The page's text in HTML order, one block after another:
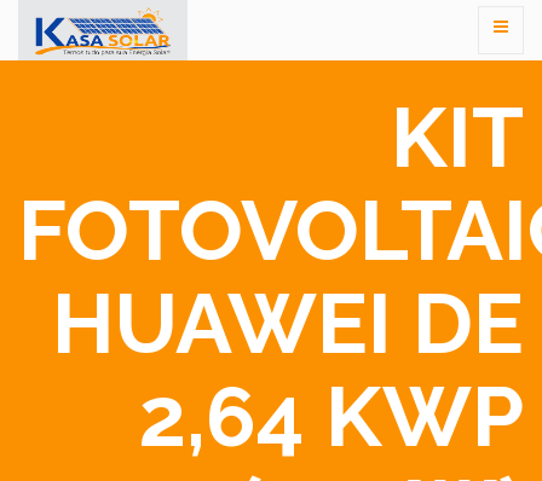
KIT
HUAWEI DE
2,64 KWP